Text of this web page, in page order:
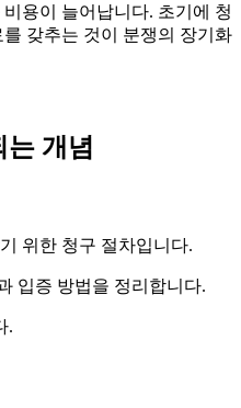
용이 늘어납니다. 초기에 청
갖추는 것이 분쟁의 장기화
개념
위한 청구 절차입니다.
입증 방법을 정리합니다.
.